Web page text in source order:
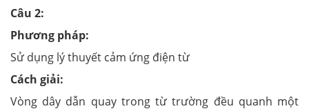
Câu 2:
Phương pháp:
Sử dụng lý thuyết cảm ứng điện từ
Cách giải:
Vòng dây dẫn quay trong từ trường đều quanh một